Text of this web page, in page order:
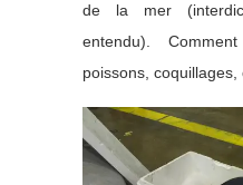
de la mer
entendu).
poissons, coquillages,